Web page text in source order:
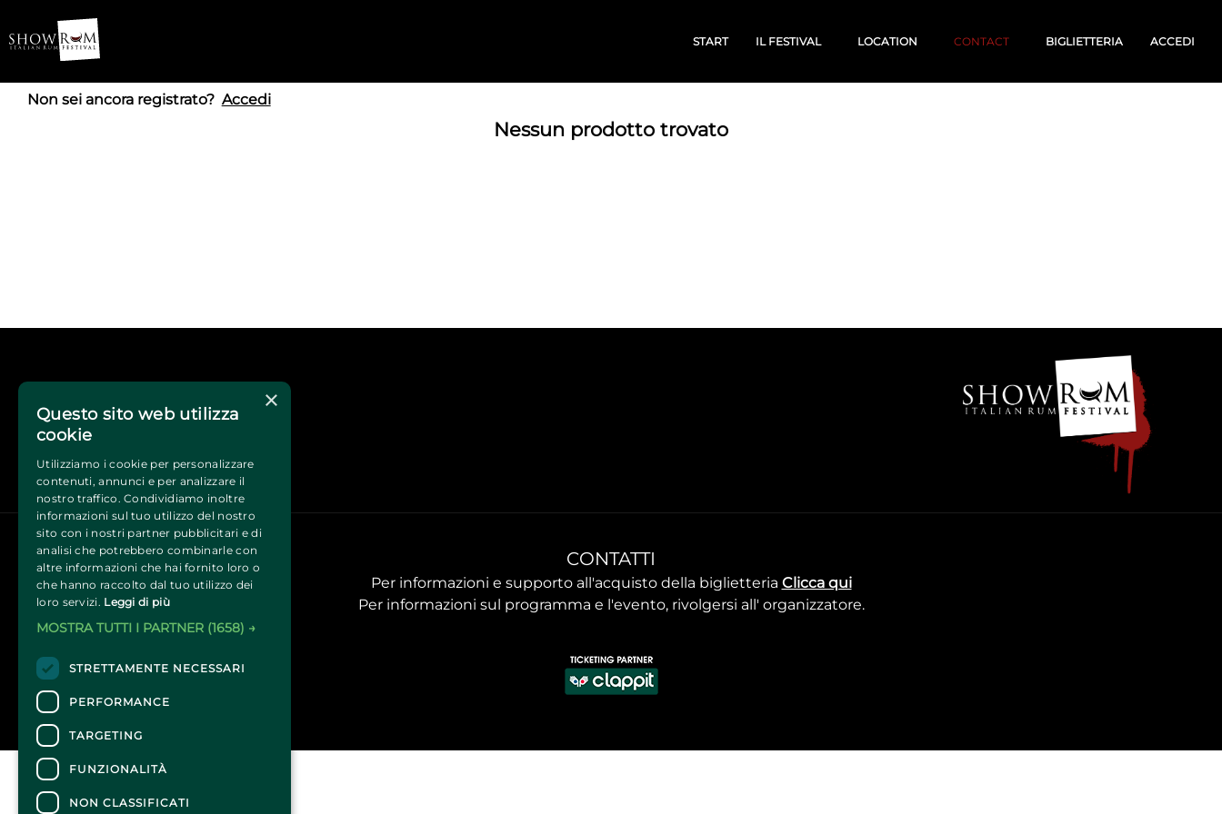
ACCEDI
BIGLIETTERIA
CONTACT
LOCATION
IL FESTIVAL
START
Non sei ancora registrato? Accedi
Nessun prodotto trovato
CONTATTI
Per informazioni e supporto all'acquisto della biglietteria Clicca qui
Per informazioni sul programma e l'evento, rivolgersi all' organizzatore.
×
Questo sito web utilizza
cookie
Utilizziamo i cookie per personalizzare
contenuti, annunci e per analizzare il
nostro traffico. Condividiamo inoltre
informazioni sul tuo utilizzo del nostro
sito con i nostri partner pubblicitari e di
analisi che potrebbero combinarle con
altre informazioni che hai fornito loro o
che hanno raccolto dal tuo utilizzo dei
loro servizi. Leggi di più
MOSTRA TUTTI I PARTNER (1658) →
STRETTAMENTE NECESSARI
PERFORMANCE
TARGETING
FUNZIONALITÀ
NON CLASSIFICATI